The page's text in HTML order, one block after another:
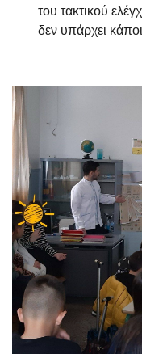
του τακτικού
δεν υπάρχει